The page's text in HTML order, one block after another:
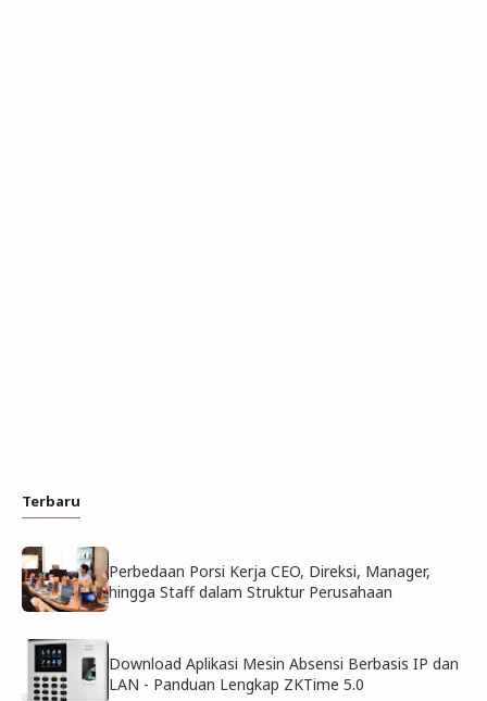
Terbaru
Perbedaan Porsi Kerja CEO, Direksi, Manager,
hingga Staff dalam Struktur Perusahaan
Download Aplikasi Mesin Absensi Berbasis IP dan
LAN - Panduan Lengkap ZKTime 5.0